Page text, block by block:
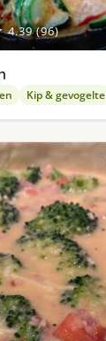
4.39 (96)
Kip & gevogelte